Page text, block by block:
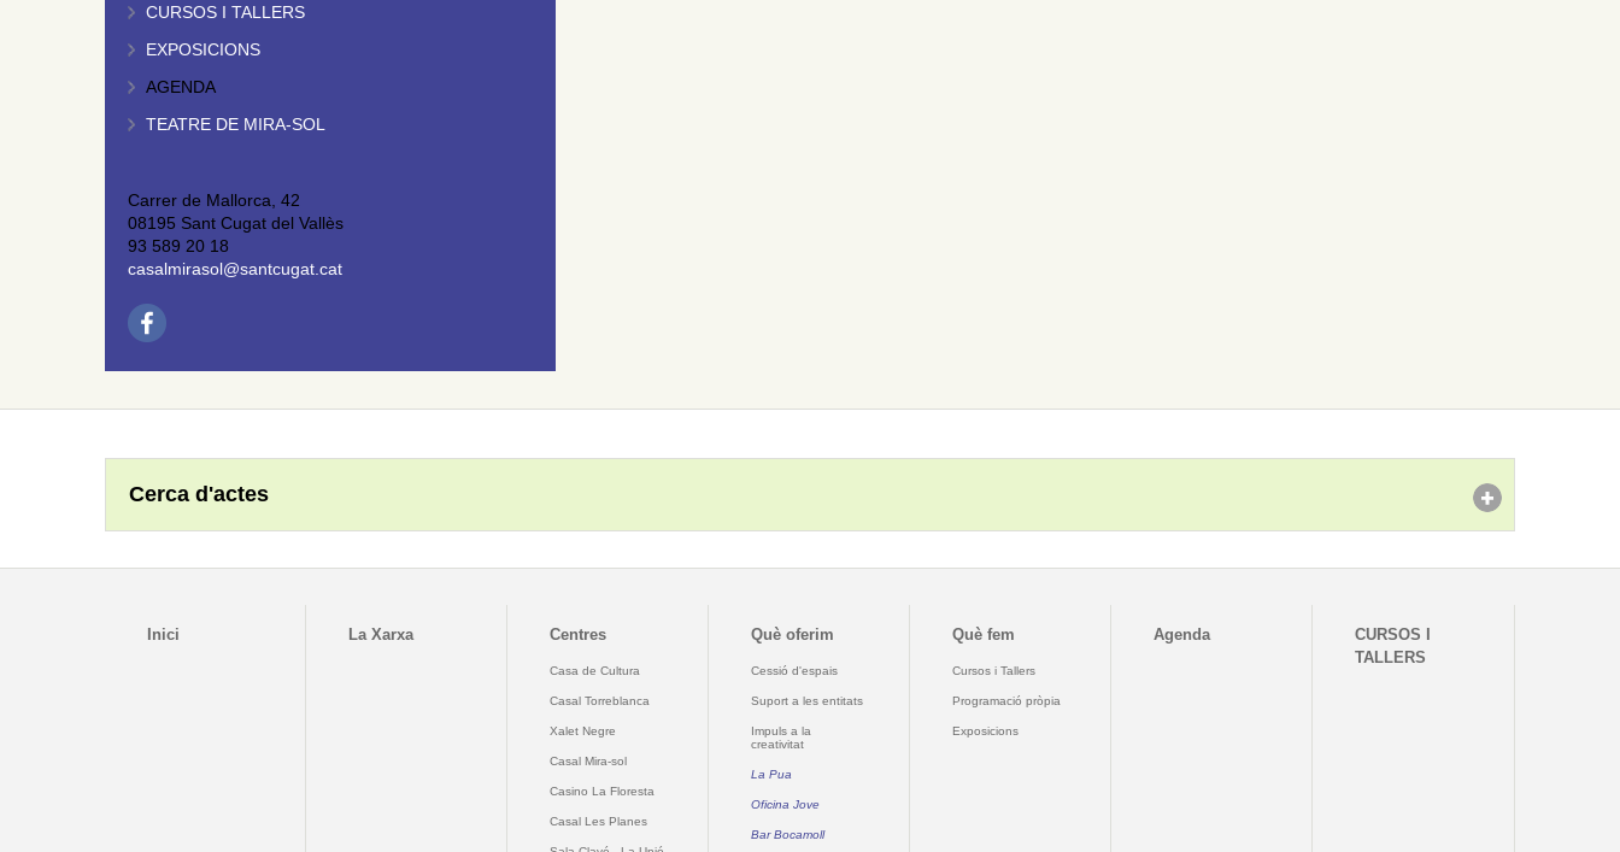
CURSOS I TALLERS
EXPOSICIONS
AGENDA
TEATRE DE MIRA-SOL
Carrer de Mallorca, 42
08195 Sant Cugat del Vallès
93 589 20 18
casalmirasol@santcugat.cat
Cerca d'actes
Inici La Xarxa Centres
Casa de Cultura
Casal Torreblanca
Xalet Negre
Casal Mira-sol
Casino La Floresta
Casal Les Planes
Què oferim
Cessió d'espais
Suport a les entitats
Impuls a la
creativitat
La Pua
Oficina Jove
Bar Bocamoll
Què fem
Cursos i Tallers
Programació pròpia
Exposicions
Agenda
CURSOS I
TALLERS